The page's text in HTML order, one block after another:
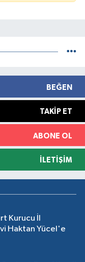
BEĞEN
TAKIP ET
ABONE OL
İLETIŞIM
Kurucu İl
Haktan Yücel'e